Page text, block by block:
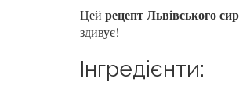
Цей рецепт Львівського
здивує!
Інгредієнти: